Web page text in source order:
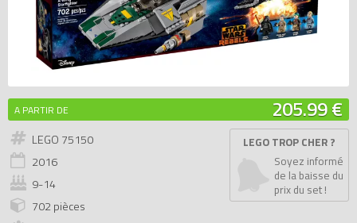
A PARTIR DE 205.99 €
LEGO 75150
2016
9-14
702 pièces
LEGO TROP CHER ?
Soyez informé
de la baisse du
prix du set !